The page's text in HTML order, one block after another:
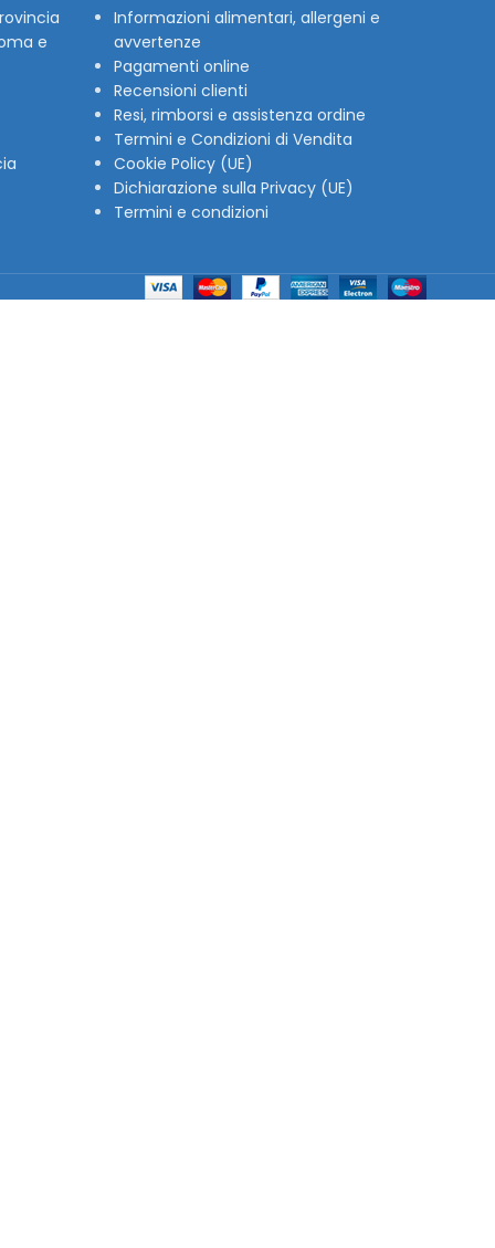
e
Informazioni alimentari, allergeni e
avvertenze
Pagamenti online
Recensioni clienti
Resi, rimborsi e assistenza ordine
Termini e Condizioni di Vendita
Cookie Policy (UE)
Dichiarazione sulla Privacy (UE)
Termini e condizioni